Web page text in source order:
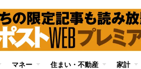
マネー 住まい・不動産 家計